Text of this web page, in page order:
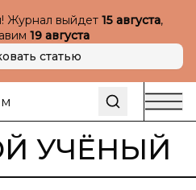
Журнал выйдет 15 августа,
19 августа
статью
УЧЁНЫЙ